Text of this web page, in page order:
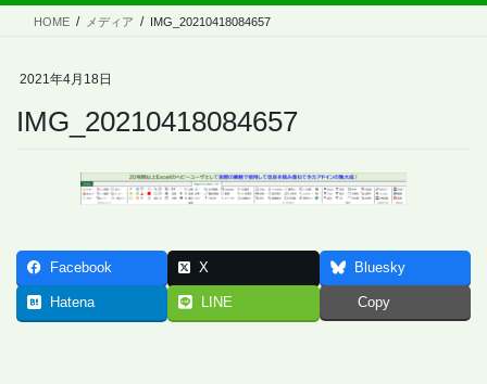
HOME メディア IMG_20210418084657
2021年4月18日
IMG_20210418084657
Facebook X Bluesky
Hatena LINE Copy